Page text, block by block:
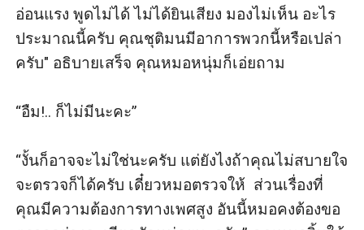
อ่อนแรง พูดไม่ได้ ไม่ได้ยินเสียง มองไม่เห็น อะไร
ประมาณนี้ครับ คุณชุติมนมีอาการพวกนี้หรือเปล่า
ครับ" อธิบายเสร็จ คุณหมอหนุ่มก็เอ่ยถาม
“อืม!.. ก็ไม่มีนะคะ”
“งั้นก็อาจจะไม่ใช่นะครับ แต่ยังไงถ้าคุณไม่สบายใจ
จะตรวจก็ได้ครับ เดี๋ยวหมอตรวจให้  ส่วนเรื่องที่
คุณมีความต้องการทางเพศสูง อันนี้หมอคงต้องขอ